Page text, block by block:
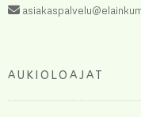
AUKIOLOAJAT